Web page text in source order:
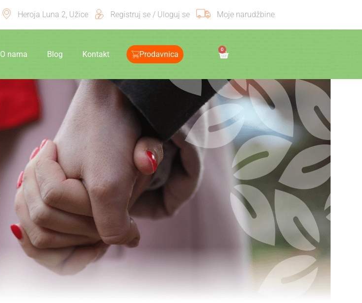
Heroja Luna 2, Užice Registruj se / Uloguj se Moje narudžbine
O nama Blog Kontakt Prodavnica
0